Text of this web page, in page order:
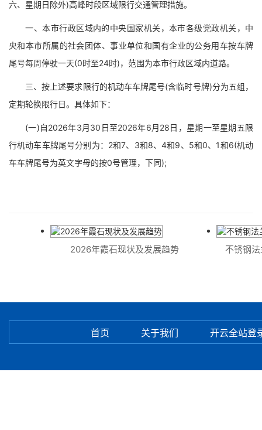
六、星期日除外)高峰时段区域限行交通管理措施。
一、本市行政区域内的中央国家机关，本市各级党政机关，中
央和本市所属的社会团体、事业单位和国有企业的公务用车按车牌
尾号每周停驶一天(0时至24时)，范围为本市行政区域内道路。
三、按上述要求限行的机动车车牌尾号(含临时号牌)分为五组，
定期轮换限行日。具体如下：
(一)自2026年3月30日至2026年6月28日，星期一至星期五限
行机动车车牌尾号分别为：2和7、3和8、4和9、5和0、1和6(机动
车车牌尾号为英文字母的按0号管理，下同);
2026年霞石现状及发展趋势 不锈钢法兰
首页 关于我们 开云全站登